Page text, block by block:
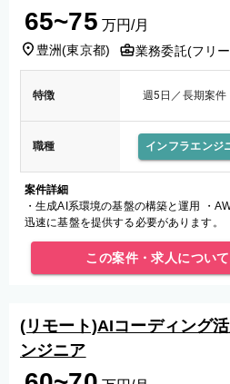
65~75 万円/月
豊洲(東京都) 業務委託(フリ
特徴 週5日／長期案件
職種 インフラエンジ
案件詳細
・生成AI系環境の基盤の構築と運用 ・
迅速に基盤を提供する必要があります。
拡張が予定されている為、長期的に参
この案件・求人につい
(リモート)AIコーディング
ンジニア